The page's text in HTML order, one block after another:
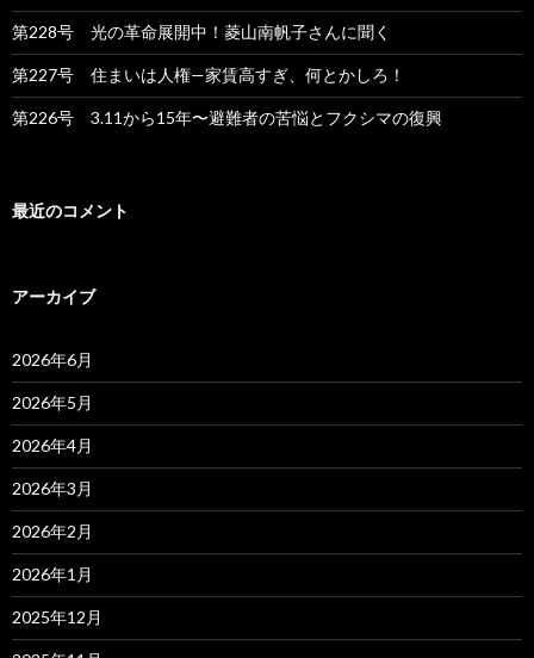
第228号 光の革命展開中！菱山南帆子さんに聞く
第227号 住まいは人権—家賃高すぎ、何とかしろ！
第226号 3.11から15年〜避難者の苦悩とフクシマの復興
最近のコメント
アーカイブ
2026年6月
2026年5月
2026年4月
2026年3月
2026年2月
2026年1月
2025年12月